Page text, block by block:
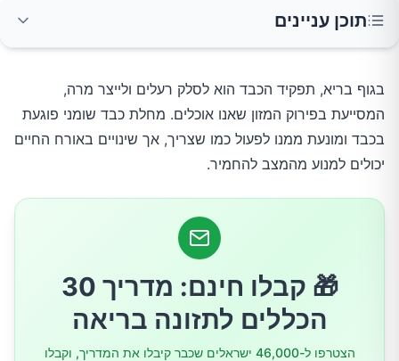
תוכן עניינים
אכלו שומנים בריאים
צרכו מזונות בעלי אינדקס גליקמי נמוך
אכלו סיבים
אגוזים
בגוף בריא, תפקיד הכבד הוא לסלק רעלים ולייצר מרה,
המסייעת בפירוק המזון שאנו אוכלים. מחלת כבד שומני פוגעת
בכבד ומונעת ממנו לפעול כמו שצריך, אך שינויים באורח החיים
יכולים למנוע מהמצב להחמיר.
🎁 קבלו חינם: מדריך 30
הכללים לתזונה בריאה
הצטרפו ל-46,000 ישראלים שכבר קיבלו את המדריך, וקבלו